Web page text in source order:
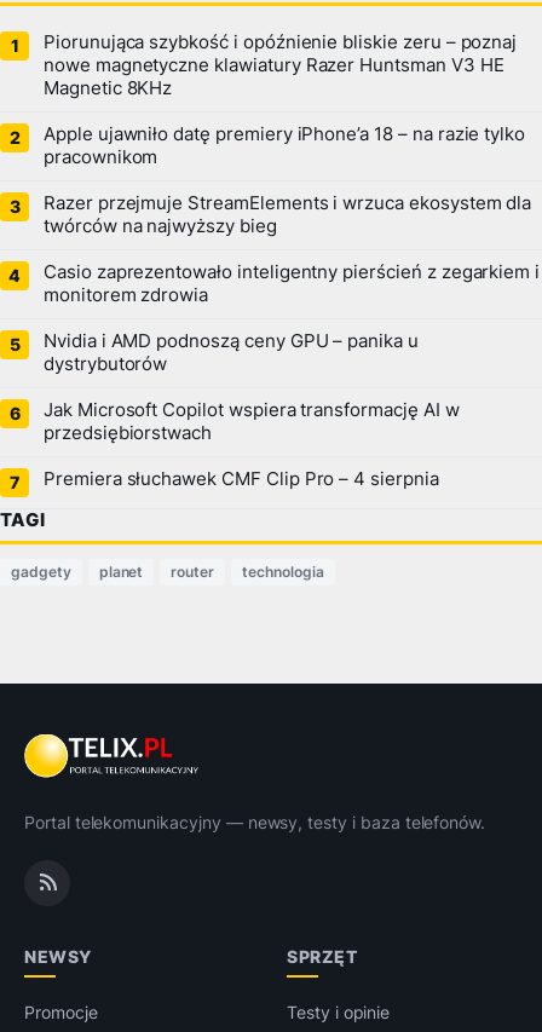
Piorunująca szybkość i opóźnienie bliskie zeru – poznaj
nowe magnetyczne klawiatury Razer Huntsman V3 HE
Magnetic 8KHz
Apple ujawniło datę premiery iPhone’a 18 – na razie tylko
pracownikom
Razer przejmuje StreamElements i wrzuca ekosystem dla
twórców na najwyższy bieg
Casio zaprezentowało inteligentny pierścień z zegarkiem i
monitorem zdrowia
Nvidia i AMD podnoszą ceny GPU – panika u
dystrybutorów
Jak Microsoft Copilot wspiera transformację AI w
przedsiębiorstwach
Premiera słuchawek CMF Clip Pro – 4 sierpnia
TAGI
gadgety planet router technologia
Portal telekomunikacyjny — newsy, testy i baza telefonów.
NEWSY
Promocje
SPRZĘT
Testy i opinie